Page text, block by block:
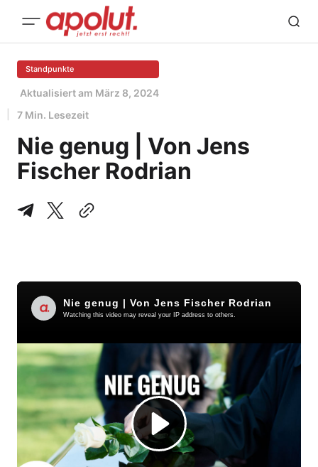
Standpunkte
Aktualisiert am März 8, 2024
7 Min. Lesezeit
Nie genug | Von Jens
Fischer Rodrian